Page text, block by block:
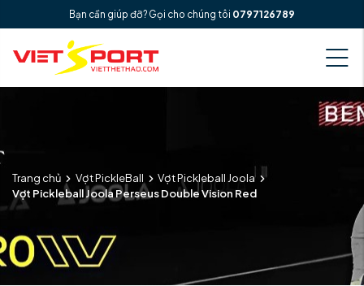
Bạn cần giúp đỡ? Gọi cho chúng tôi 0797126789
Trang chủ Vợt PickleBall
Vợt Pickleball Joola
Vợt Pickleball Joola Perseus Double Vision Red